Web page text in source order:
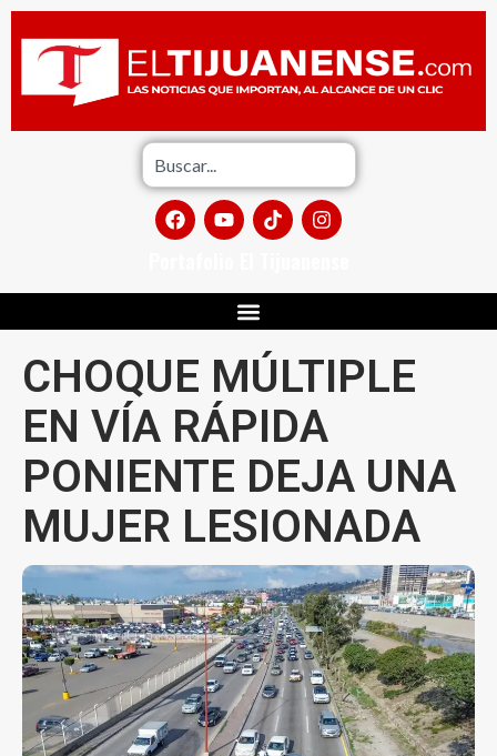
CHOQUE MÚLTIPLE
EN VÍA RÁPIDA
PONIENTE DEJA UNA
MUJER LESIONADA